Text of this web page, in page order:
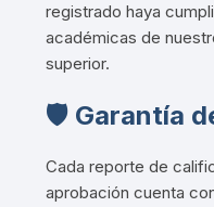
registrado haya
académicas de
superior.
🛡️ Garantía
Cada reporte de
aprobación cuenta